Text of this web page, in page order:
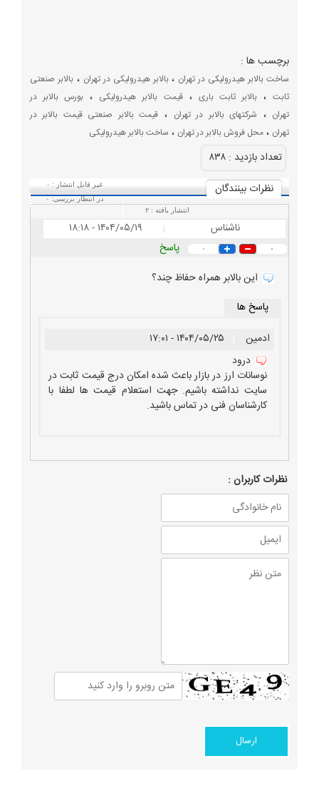
برچسب ها :
ساخت بالابر هیدرولیکی در تهران ،بالابر هیدرولیکی در تهران ،بالابر صنعتی
ثابت، بالابر ثابت باری ،قیمت بالابر هیدرولیکی ،بورس بالابر در
تهران ، شرکتهای بالابر در تهران ، قیمت بالابر صنعتی قیمت بالابر در
تهران ، محل فروش بالابر در تهران ، ساخت بالابر هیدرولیکی
تعداد بازديد : ۸۳۸
نظرات بينندگان
غیر قابل انتشار : ۰
در انتظار بررسی:۰
انتشار یافته :۲
ناشناس ۱۴۰۴/۰۵/۱۹ - ۱۸:۱۸
۰ ۰
پاسخ
این بالابر همراه حفاظ چند؟
پاسخ ها
ادمین
۱۴۰۴/۰۵/۲۵ - ۱۷:۰۱
درود
نوسانات ارز در بازار باعث شده امکان درج قیمت ثابت در
سایت نداشته باشیم. جهت استعلام قیمت ها لطفا با
کارشناسان فنی در تماس باشید.
نظرات كاربران :